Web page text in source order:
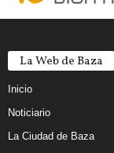
La Web de Baza
Inicio
Noticiario
La Ciudad de Baza